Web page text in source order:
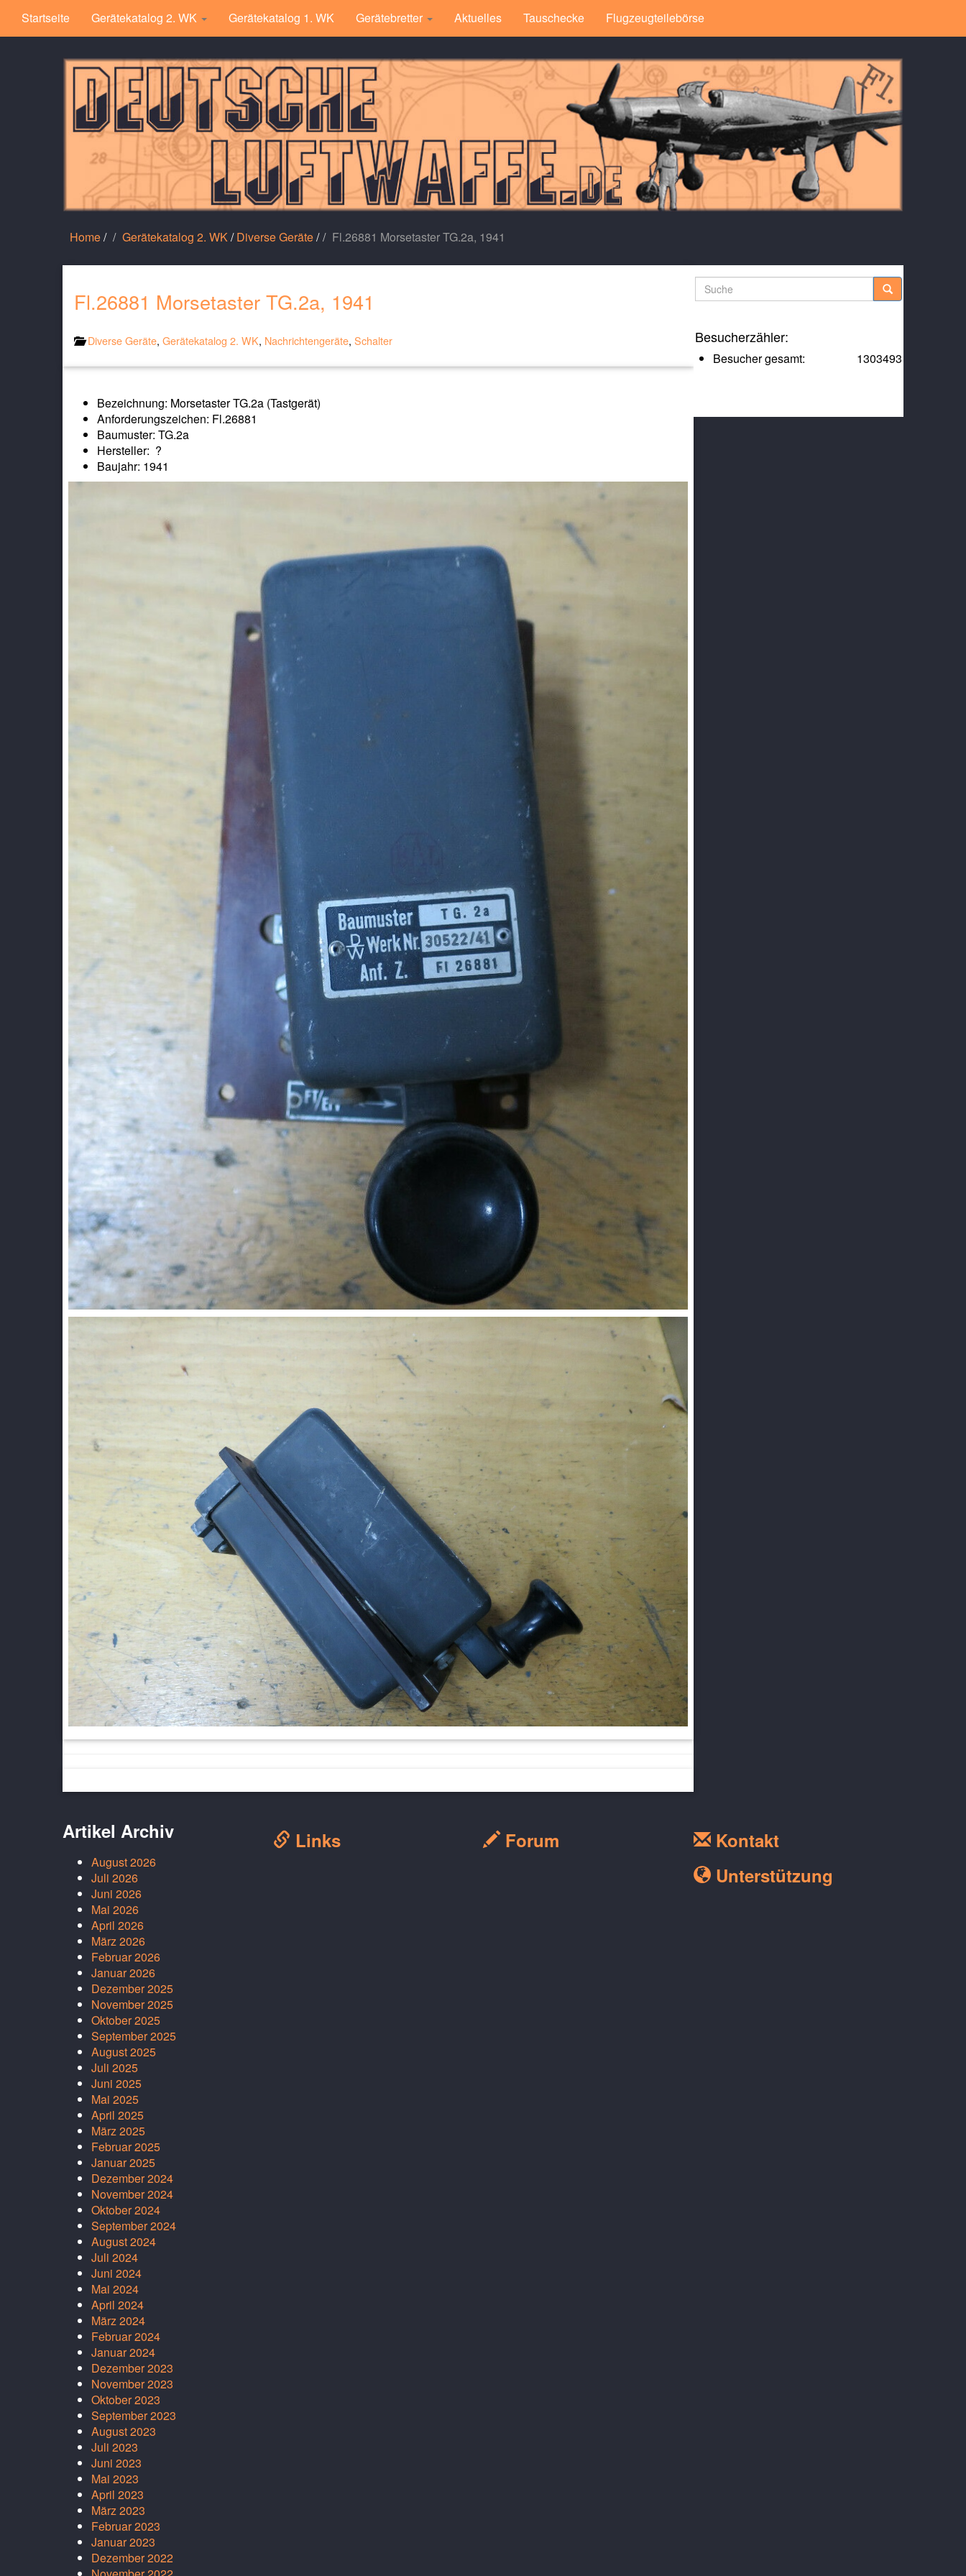
Startseite Gerätekatalog 2. WK Gerätekatalog 1. WK Gerätebretter Aktuelles Tauschecke Flugzeugteilebörse
Home/ Gerätekatalog 2. WK /Diverse Geräte/ Fl.26881 Morsetaster TG.2a, 1941
Fl.26881 Morsetaster TG.2a, 1941
Diverse Geräte, Gerätekatalog 2. WK, Nachrichtengeräte, Schalter
Bezeichnung: Morsetaster TG.2a (Tastgerät)
Anforderungszeichen: Fl.26881
Baumuster: TG.2a
Hersteller: ?
Baujahr: 1941
Suche
Besucherzähler:
1303493
Besucher gesamt:
Artikel Archiv
August 2026
Juli 2026
Juni 2026
Mai 2026
April 2026
März 2026
Februar 2026
Januar 2026
Dezember 2025
November 2025
Oktober 2025
September 2025
August 2025
Juli 2025
Juni 2025
Mai 2025
April 2025
März 2025
Februar 2025
Januar 2025
Dezember 2024
November 2024
Oktober 2024
September 2024
August 2024
Juli 2024
Juni 2024
Mai 2024
April 2024
März 2024
Februar 2024
Januar 2024
Dezember 2023
November 2023
Oktober 2023
September 2023
August 2023
Juli 2023
Juni 2023
Mai 2023
April 2023
März 2023
Februar 2023
Januar 2023
Dezember 2022
Links Forum
Kontakt
Unterstützung